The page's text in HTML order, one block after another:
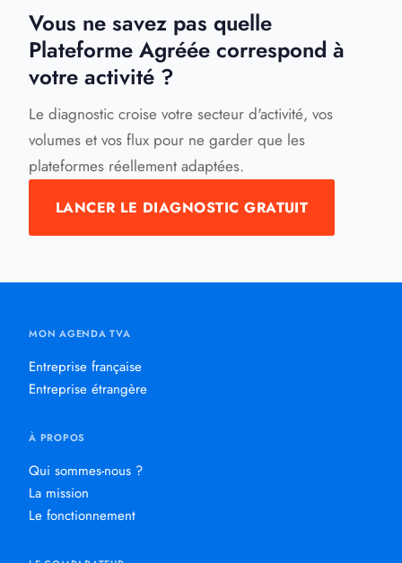
Vous ne savez pas quelle
Plateforme Agréée correspond à
votre activité ?
Le diagnostic croise votre secteur d'activité, vos
volumes et vos flux pour ne garder que les
plateformes réellement adaptées.
LANCER LE DIAGNOSTIC GRATUIT
MON AGENDA TVA
Entreprise française
Entreprise étrangère
À PROPOS
Qui sommes-nous ?
La mission
Le fonctionnement